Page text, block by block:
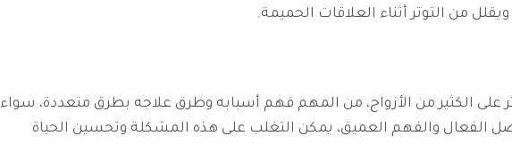
من التوتر أثناء العلاقات الحميمة.
على الكثير من الأزواج، من المهم فهم أسبابه وطرق علاجه بطرق متعددة، سواء
الفعال والفهم العميق، يمكن التغلب على هذه المشكلة وتحسين الحياة